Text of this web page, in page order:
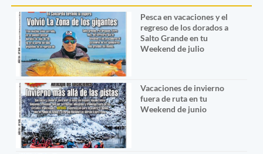
Pesca en vacaciones y el
regreso de los dorados a
Salto Grande en tu
Weekend de julio
Vacaciones de invierno
fuera de ruta en tu
Weekend de junio